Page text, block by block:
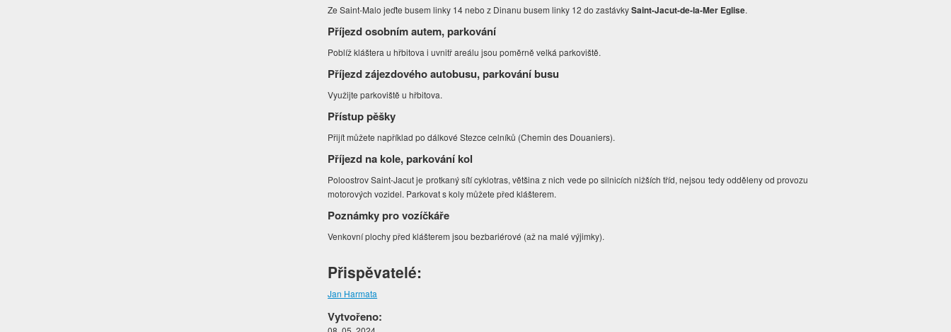
Ze Saint-Malo jeďte busem linky 14 nebo z Dinanu busem linky 12 do zastávkySaint-Jacut-de-la-Mer Eglise.
Příjezd osobním autem, parkování
Poblíž kláštera u hřbitova i uvnitř areálu jsou poměrně velká parkoviště.
Příjezd zájezdového autobusu, parkování busu
Využijte parkoviště u hřbitova.
Přístup pěšky
Přijít můžete například po dálkové Stezce celníků (Chemin des Douaniers).
Příjezd na kole, parkování kol
Poloostrov Saint-Jacut je protkaný sítí cyklotras, většina z nich vede po silnicích nižších tříd, nejsou tedy odděleny od provozu
motorových vozidel. Parkovat s koly můžete před klášterem.
Poznámky pro vozíčkáře
Venkovní plochy před klášterem jsou bezbariérové (až na malé výjimky).
Přispěvatelé:
Jan Harmata
Vytvořeno: